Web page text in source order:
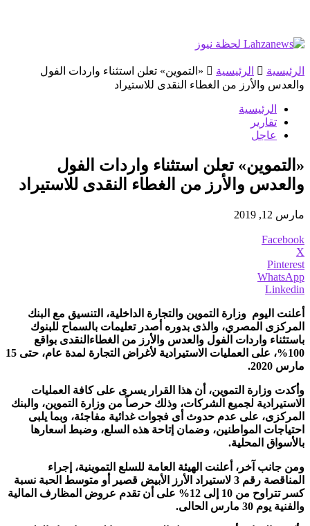
الرئيسية الرئيسية
«التموين» تعلن استثناء واردات الفول
والعدس والأرز من الغطاء النقدى للاستيراد
الرئيسية
تقارير
عاجل
«التموين» تعلن استثناء واردات الفول
والعدس والأرز من الغطاء النقدى للاستيراد
مارس 12, 2019
Facebook
X
Pinterest
WhatsApp
Linkedin
أعلنت اليوم وزارة التموين والتجارة الداخلية، التنسيق مع البنك
المركزى المصري، والذى بدوره أصدر تعليمات بالسماح للبنوك
باستثناء واردات الفول والعدس والأرز من الغطاءالنقدى بواقع
100%، على العمليات الاستيرادية لأغراض التجارة لمدة عام، حتى 15
مارس 2020.
وأكدت وزارة التموين، أن هذا القرار يسرى على كافة العمليات
الاستيرادية لجميع الشركات، وذلك حرصاً من وزارة التموين، والبنك
المركزى، على عدم حدوث أى فجوات غدائية مفاجئة، وبما يلبى
احتياجات المواطنين، وضمان إتاحة هذه السلع، وضبط اسعارها
بالأسواق المحلية.
ومن جانب آخر، أعلنت الهيئة العامة للسلع التموينية، إجراء
المناقصة رقم 3 لاستيراد الأرز الأبيض قصير أو متوسط الحبة نسبة
كسر تتراوح من 10 إلى 12% على أن تقدم عروض المظارف المالية
والفنية يوم 30 مارس الحالى.